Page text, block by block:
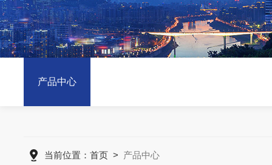
产品中心
当前位置： 首页 > 产品中心